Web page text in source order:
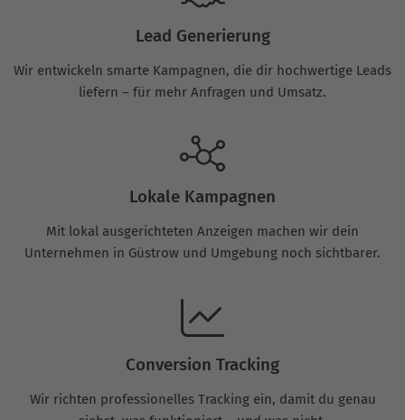
Lead Generierung
Wir entwickeln smarte Kampagnen, die dir hochwertige Leads
liefern – für mehr Anfragen und Umsatz.
Lokale Kampagnen
Mit lokal ausgerichteten Anzeigen machen wir dein
Unternehmen in Güstrow und Umgebung noch sichtbarer.
Conversion Tracking
Wir richten professionelles Tracking ein, damit du genau